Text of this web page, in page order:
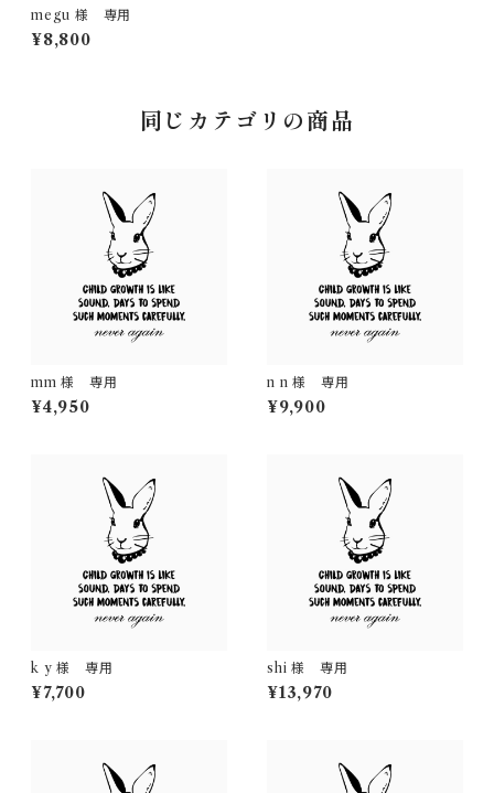
megu 様 専用
¥8,800
同じカテゴリの商品
mm 様 専用
¥4,950
n n 様 専用
¥9,900
k y 様 専用
¥7,700
shi 様 専用
¥13,970